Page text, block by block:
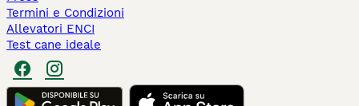
Termini e Condizioni
Allevatori ENCI
Test cane ideale